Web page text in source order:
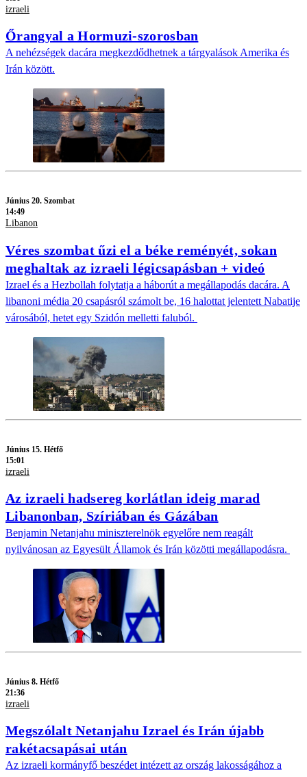
izraeli
Őrangyal a Hormuzi-szorosban
A nehézségek dacára megkezdődhetnek a tárgyalások Amerika és
Irán között.
Június 20. Szombat
14:49
Libanon
Véres szombat űzi el a béke reményét, sokan
meghaltak az izraeli légicsapásban + videó
Izrael és a Hezbollah folytatja a háborút a megállapodás dacára. A
libanoni média 20 csapásról számolt be, 16 halottat jelentett Nabatije
városából, hetet egy Szidón melletti faluból.
Június 15. Hétfő
15:01
izraeli
Az izraeli hadsereg korlátlan ideig marad
Libanonban, Szíriában és Gázában
Benjamin Netanjahu miniszterelnök egyelőre nem reagált
nyilvánosan az Egyesült Államok és Irán közötti megállapodásra.
Június 8. Hétfő
21:36
izraeli
Megszólalt Netanjahu Izrael és Irán újabb
rakétacsapásai után
Az izraeli kormányfő beszédet intézett az ország lakosságához a